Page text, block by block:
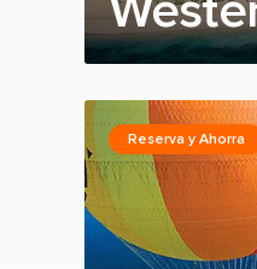
Reserva y Ahorra